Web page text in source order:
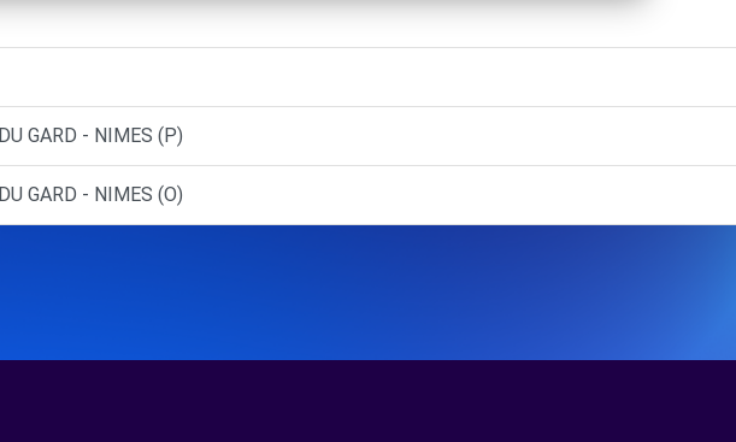
GARD - NIMES (P)
GARD - NIMES (O)